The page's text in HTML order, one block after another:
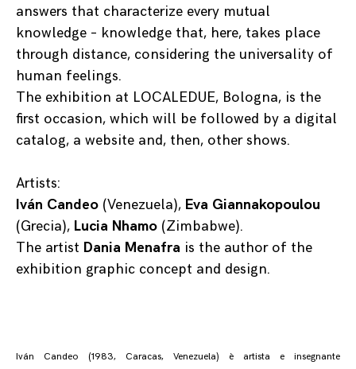
answers that characterize every mutual
knowledge – knowledge that, here, takes place
through distance, considering the universality of
human feelings.
The exhibition at LOCALEDUE, Bologna, is the
first occasion, which will be followed by a digital
catalog, a website and, then, other shows.
Artists:
Iván Candeo (Venezuela), Eva Giannakopoulou
(Grecia), Lucia Nhamo (Zimbabwe).
The artist Dania Menafra is the author of the
exhibition graphic concept and design.
Iván Candeo (1983, Caracas, Venezuela) è artista e insegnante